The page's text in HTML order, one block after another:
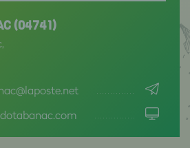
(04741)